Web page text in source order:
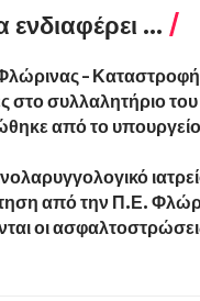
...
–
στο συλλαλητήριο
από το
από την Π.Ε.
οι